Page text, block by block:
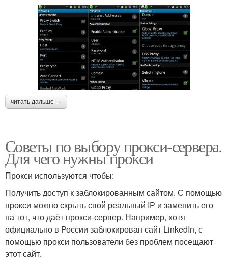
читать дальше →
Советы по выбору прокси-сервера.
Для чего нужны прокси
Прокси используются чтобы:
Получить доступ к заблокированным сайтом. С помощью
прокси можно скрыть свой реальный IP и заменить его
на тот, что даёт прокси-сервер. Например, хотя
официально в России заблокирован сайт LinkedIn, с
помощью прокси пользователи без проблем посещают
этот сайт.